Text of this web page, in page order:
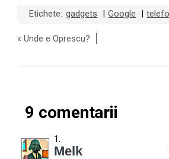
Etichete: gadgets Google
«Unde e Oprescu?
9 comentarii
Melk